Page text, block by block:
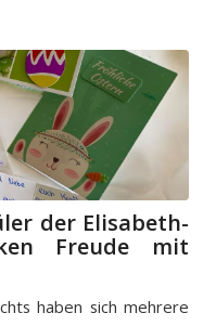
der Elisabeth-
Freude mit
haben sich mehrere